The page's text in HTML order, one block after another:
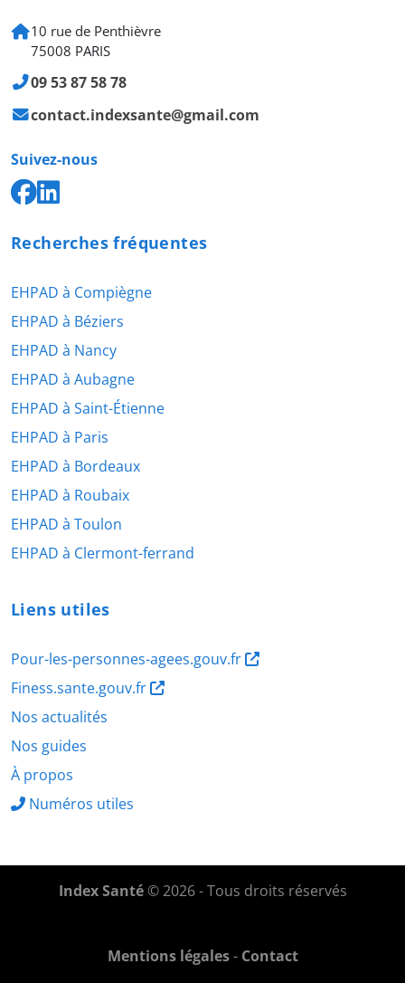
10 rue de Penthièvre
75008 PARIS
09 53 87 58 78
contact.indexsante@gmail.com
Suivez-nous
Recherches fréquentes
EHPAD à Compiègne
EHPAD à Béziers
EHPAD à Nancy
EHPAD à Aubagne
EHPAD à Saint-Étienne
EHPAD à Paris
EHPAD à Bordeaux
EHPAD à Roubaix
EHPAD à Toulon
EHPAD à Clermont-ferrand
Liens utiles
Pour-les-personnes-agees.gouv.fr
Finess.sante.gouv.fr
Nos actualités
Nos guides
À propos
Numéros utiles
Index Santé© 2026 - Tous droits réservés
Mentions légales- Contact